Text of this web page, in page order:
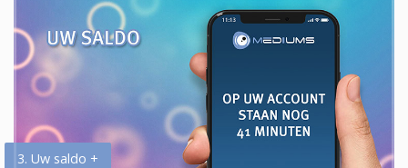
3. Uw saldo +